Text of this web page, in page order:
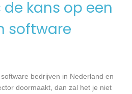
kans op een
software
bedrijven in Nederland en
doormaakt, dan zal het je niet